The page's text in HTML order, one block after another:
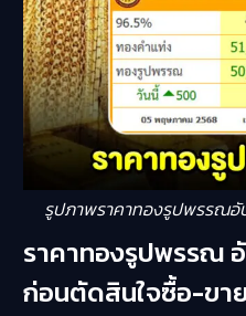
รูปภาพราคาทองรูปพรรณอั
ราคาทองรูปพรรณ
ก่อนตัดสินใจซื้อ-ขา